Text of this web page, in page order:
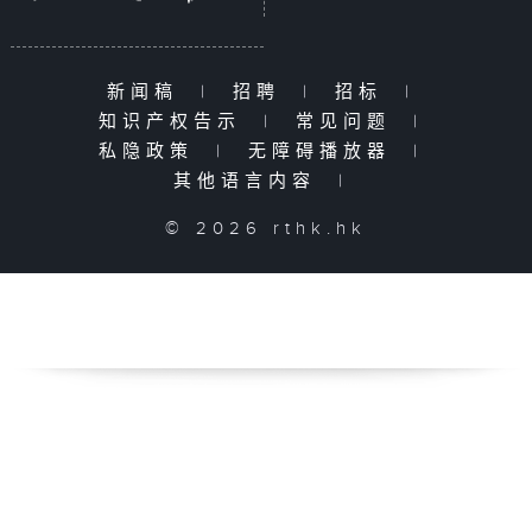
新闻稿 | 招聘 | 招标
|
知识产权告示
| 常见问题
|
私隐政策
| 无障碍播放器
|
其他语言内容
|
© 2026 rthk.hk